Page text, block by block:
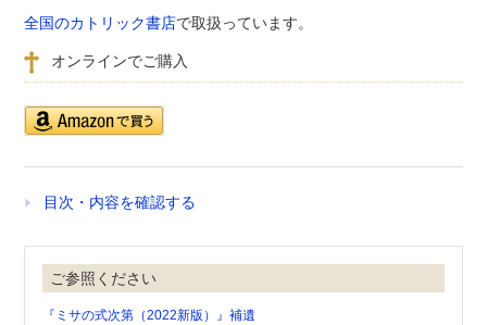
全国のカトリック書店で取扱っています。
オンラインでご購入
目次・内容を確認する
ご参照ください
『ミサの式次第（2022新版）』補遺